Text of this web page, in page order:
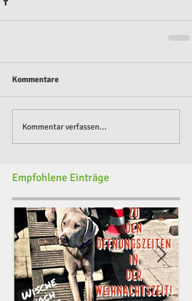
Kommentare
Kommentar verfassen...
Empfohlene Einträge